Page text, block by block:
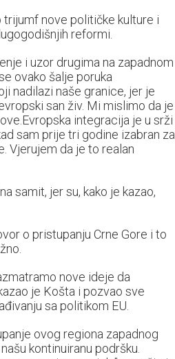
trijumf nove političke kulture i
reformi.
i uzor drugima na zapadnom
ovako šalje poruka
nadilazi naše granice, jer je
san živ. Mi mislimo da je
integracija je u srži
sam prije tri godine izabran za
Vjerujem da je to realan
samit, jer su, kako je kazao,
o pristupanju Crne Gore i to
nove ideje da
je Košta i pozvao sve
sa politikom EU.
ovog regiona zapadnog
kontinuiranu podršku.